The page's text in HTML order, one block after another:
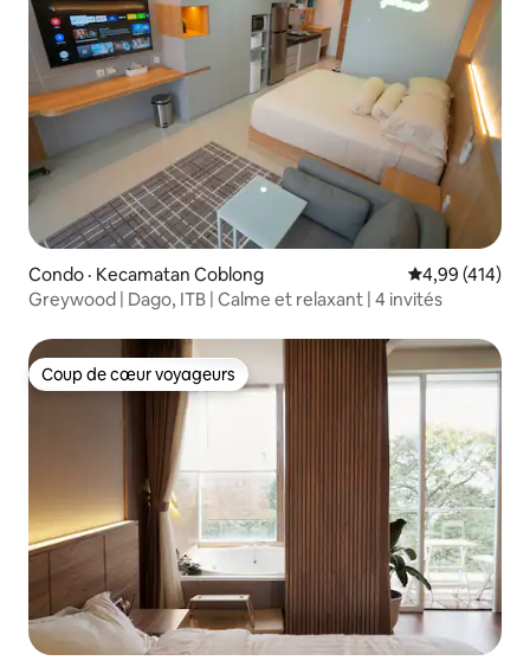
Condo · Kecamatan Coblong Note
4,99 (414)
Greywood | Dago, ITB | Calme et relaxant | 4 invités
Coup de cœur voyageurs
Coup de cœur voyageurs